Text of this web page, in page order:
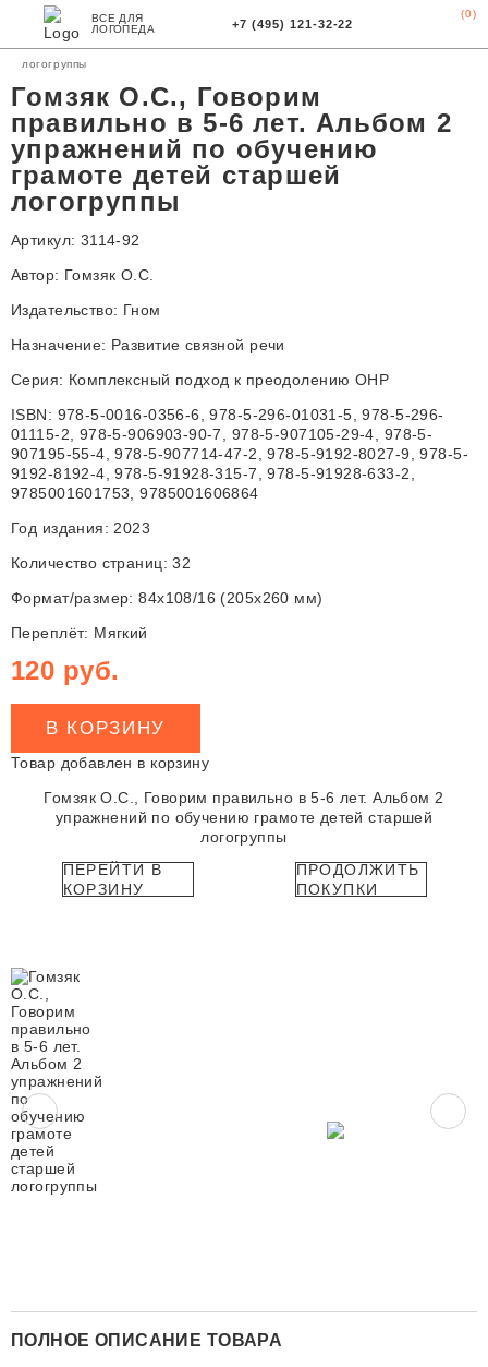
ВСЕ ДЛЯ
ЛОГОПЕДА
+7 (495) 121-32-22
(0)
Главная Магазин Гомзяк О.С.
Гомзяк О.С., Говорим правильно
в 5-6 лет. Альбом 2 упражнений по обучению грамоте детей старшей
логогруппы
ПОЛНОЕ ОПИСАНИЕ ТОВАРА
Гомзяк О.С., Говорим
правильно в 5-6 лет. Альбом 2
упражнений по обучению
грамоте детей старшей
логогруппы
Артикул: 3114-92
Автор: Гомзяк О.С.
Издательство: Гном
Назначение: Развитие связной речи
Серия: Комплексный подход к преодолению ОНР
ISBN: 978-5-0016-0356-6, 978-5-296-01031-5, 978-5-296-
01115-2, 978-5-906903-90-7, 978-5-907105-29-4, 978-5-
907195-55-4, 978-5-907714-47-2, 978-5-9192-8027-9, 978-5-
9192-8192-4, 978-5-91928-315-7, 978-5-91928-633-2,
9785001601753, 9785001606864
Год издания: 2023
Количество страниц: 32
Формат/размер: 84x108/16 (205x260 мм)
Переплёт: Мягкий
120 руб.
В КОРЗИНУ
Товар добавлен в корзину
Гомзяк О.С., Говорим правильно в 5-6 лет. Альбом 2
упражнений по обучению грамоте детей старшей
логогруппы
ПЕРЕЙТИ В
КОРЗИНУ
ПРОДОЛЖИТЬ
ПОКУПКИ